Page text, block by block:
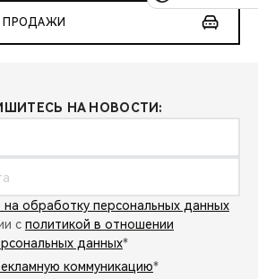
ПРОДАЖИ
НА НОВОСТИ:
на обработку персональных данных
с политикой в отношении
данных*
коммуникацию*